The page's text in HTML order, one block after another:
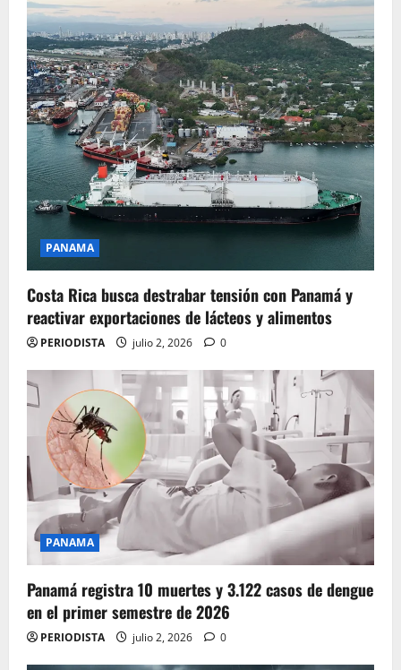
PANAMA
Costa Rica busca destrabar tensión con Panamá y
reactivar exportaciones de lácteos y alimentos
PERIODISTA julio 2, 2026 0
PANAMA
Panamá registra 10 muertes y 3.122 casos de dengue
en el primer semestre de 2026
PERIODISTA julio 2, 2026 0